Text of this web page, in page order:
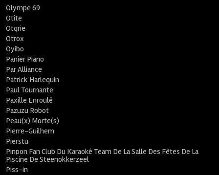
Olympe 69
Otite
Otqrie
Otrox
Oyibo
Panier Piano
Par Alliance
Patrick Harlequin
Paul Tournante
Paxille Enroulé
Pazuzu Robot
Peau(x) Morte(s)
Pierre-Guilhem
Pierstu
Pinpon Fan Club Du Karaoké Team De La Salle Des Fêtes De La
Piscine De Steenokkerzeel
Piss-in